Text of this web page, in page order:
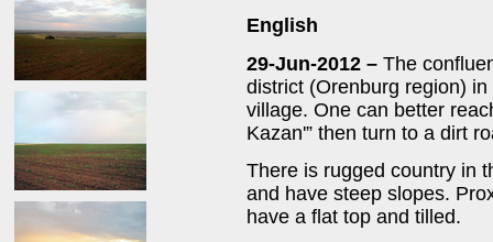
English
29-Jun-2012 – The
district (Orenburg region)
village. One can better
Kazan'” then turn to a dirt
There is rugged country in
and have steep slopes.
have a flat top and tilled.